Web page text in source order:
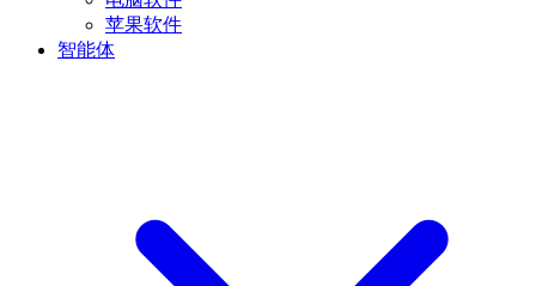
苹果软件
智能体